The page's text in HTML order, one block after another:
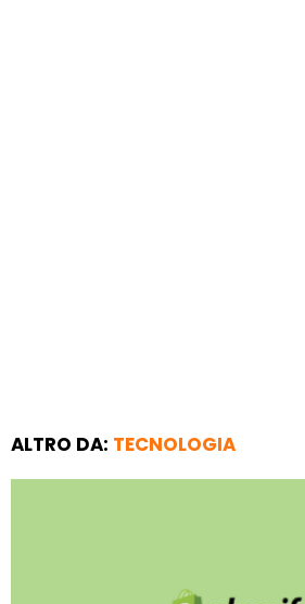
ALTRO DA: TECNOLOGIA